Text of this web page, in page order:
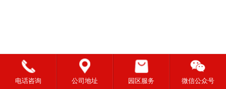
电话咨询 公司地址 园区服务 微信公众号